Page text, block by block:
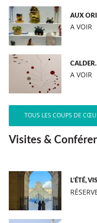
AUX
A VOIR
A VOIR
TOUS LES COUPS DE
Visites &
L’ÉTÉ,